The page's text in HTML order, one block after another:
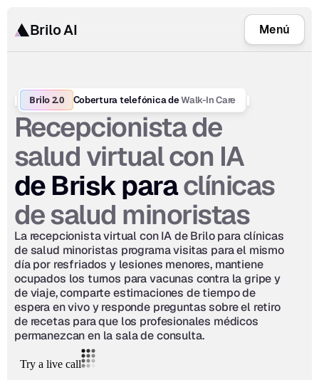
Brilo AI Menú
Brilo 2.0 Cobertura telefónica de Walk-In Care
Recepcionista de
salud virtual con IA
de Brisk para clínicas
de salud minoristas
La recepcionista virtual con IA de Brilo para clínicas
de salud minoristas programa visitas para el mismo
día por resfriados y lesiones menores, mantiene
ocupados los turnos para vacunas contra la gripe y
de viaje, comparte estimaciones de tiempo de
espera en vivo y responde preguntas sobre el retiro
de recetas para que los profesionales médicos
permanezcan en la sala de consulta.